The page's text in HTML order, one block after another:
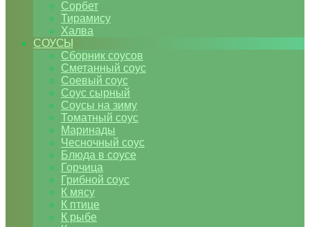
Сорбет
Тирамису
Халва
СОУСЫ
Сборник соусов
Сметанный соус
Соевый соус
Соус сырный
Соусы на зиму
Томатный соус
Маринады
Чесночный соус
Блюда в соусе
Горчица
Грибной соус
К мясу
К птице
К рыбе